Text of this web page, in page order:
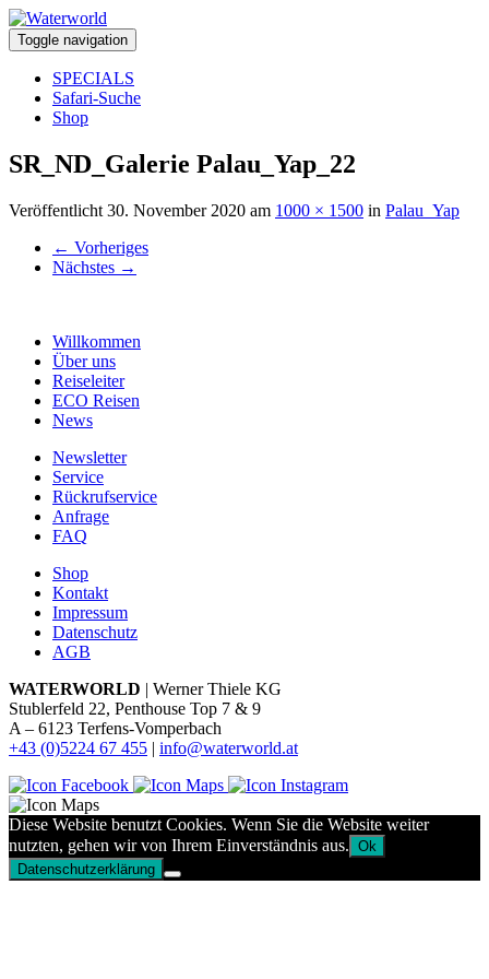
Toggle navigation
SPECIALS
Safari-Suche
Shop
SR_ND_Galerie Palau_Yap_22
Veröffentlicht 30. November 2020 am 1000 × 1500 in Palau_Yap
← Vorheriges
Nächstes →
Willkommen
Über uns
Reiseleiter
ECO Reisen
News
Newsletter
Service
Rückrufservice
Anfrage
FAQ
Shop
Kontakt
Impressum
Datenschutz
AGB
WATERWORLD | Werner Thiele KG
Stublerfeld 22, Penthouse Top 7 & 9
A – 6123 Terfens-Vomperbach
+43 (0)5224 67 455 | info@waterworld.at
Diese Website benutzt Cookies. Wenn Sie die Website weiter
nutzten, gehen wir von Ihrem Einverständnis aus. Ok
Datenschutzerklärung